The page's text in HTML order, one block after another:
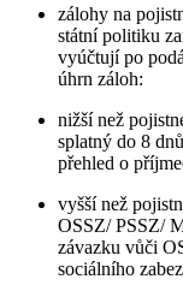
zálohy na
státní politiku
vyúčtují po
úhrn záloh:
nižší než
splatný do 8
přehled o
vyšší než
OSSZ/ PSSZ/
závazku vůči
sociálního